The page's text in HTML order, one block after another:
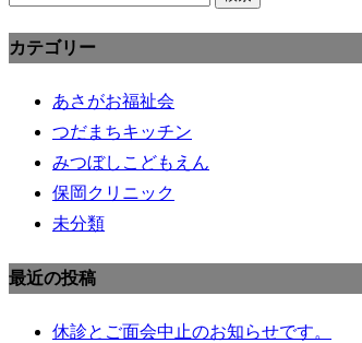
カテゴリー
あさがお福祉会
つだまちキッチン
みつぼしこどもえん
保岡クリニック
未分類
最近の投稿
休診とご面会中止のお知らせです。